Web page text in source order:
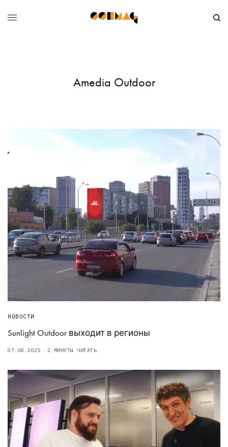
Amedia Outdoor
НОВОСТИ
Sunlight Outdoor выходит в регионы
07.08.2025 2 МИНУТЫ ЧИТАТЬ